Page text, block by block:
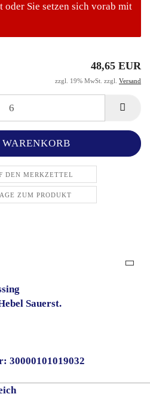
Sie setzen sich vorab mit
48,65 EUR
zzgl. 19% MwSt. zzgl. Versand
DEN MERKZETTEL
ZUM PRODUKT
Sauerst.
30000101019032